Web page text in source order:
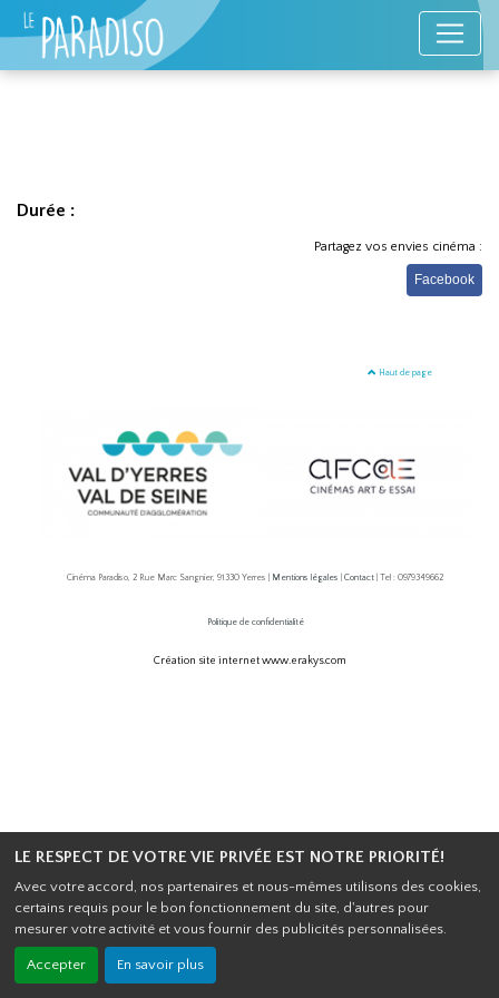
LE RESPECT DE VOTRE VIE PRIVÉE EST NOTRE PRIORITÉ!
Avec votre accord, nos partenaires et nous-mêmes utilisons des cookies,
certains requis pour le bon fonctionnement du site, d'autres pour
mesurer votre activité et vous fournir des publicités personnalisées.
Accepter En savoir plus
Durée :
Partagez vos envies cinéma :
Facebook
Haut de page
Cinéma Paradiso, 2 Rue Marc Sangnier, 91330 Yerres | Mentions légales Contact | Tel : 0979349662
Politique de confidentialité
Création site internet www.erakys.com